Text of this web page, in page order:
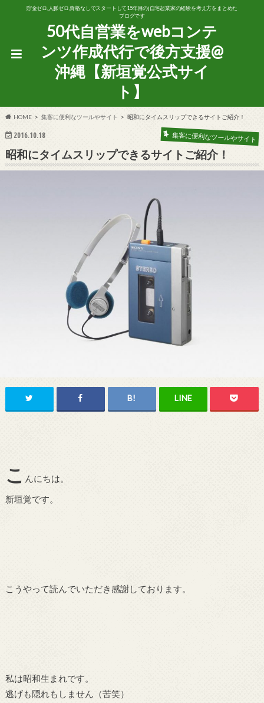
貯金ゼロ,人脈ゼロ,資格なしでスタートして15年目のj自宅起業家の経験を考え方をまとめた
ブログです
50代自営業をwebコンテ
ンツ作成代行で後方支援@
沖縄【新垣覚公式サイ
ト】
HOME 集客に便利なツールやサイト 昭和にタイムスリップできるサイトご紹介！
2016.10.18 集客に便利なツールやサイト
昭和にタイムスリップできるサイトご紹介！
こ んにちは。
新垣覚です。
こうやって読んでいただき感謝しております。
私は昭和生まれです。
逃げも隠れもしません（苦笑）